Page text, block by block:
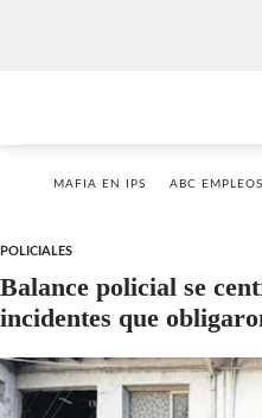
MAFIA EN IPS ABC EMPLEOS
POLICIALES
Balance policial se
incidentes que